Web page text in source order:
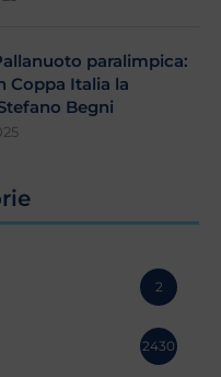
paralimpica:
Coppa Italia la
Begni
2
2430